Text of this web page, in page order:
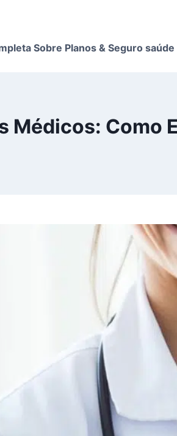
Sobre Planos & Seguro saúde
Médicos: Como